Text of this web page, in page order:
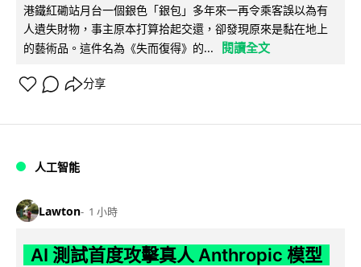
港鐵紅磡站月台一個銀色「銀包」多年來一再令乘客誤以為有
人遺失財物，事主原本打算拾起交還，卻發現原來是黏在地上
的藝術品。這件名為《失而復得》的...
閱讀全文
分享
人工智能
Lawton 1 小時
AI 測試首度攻擊真人 Anthropic 模型